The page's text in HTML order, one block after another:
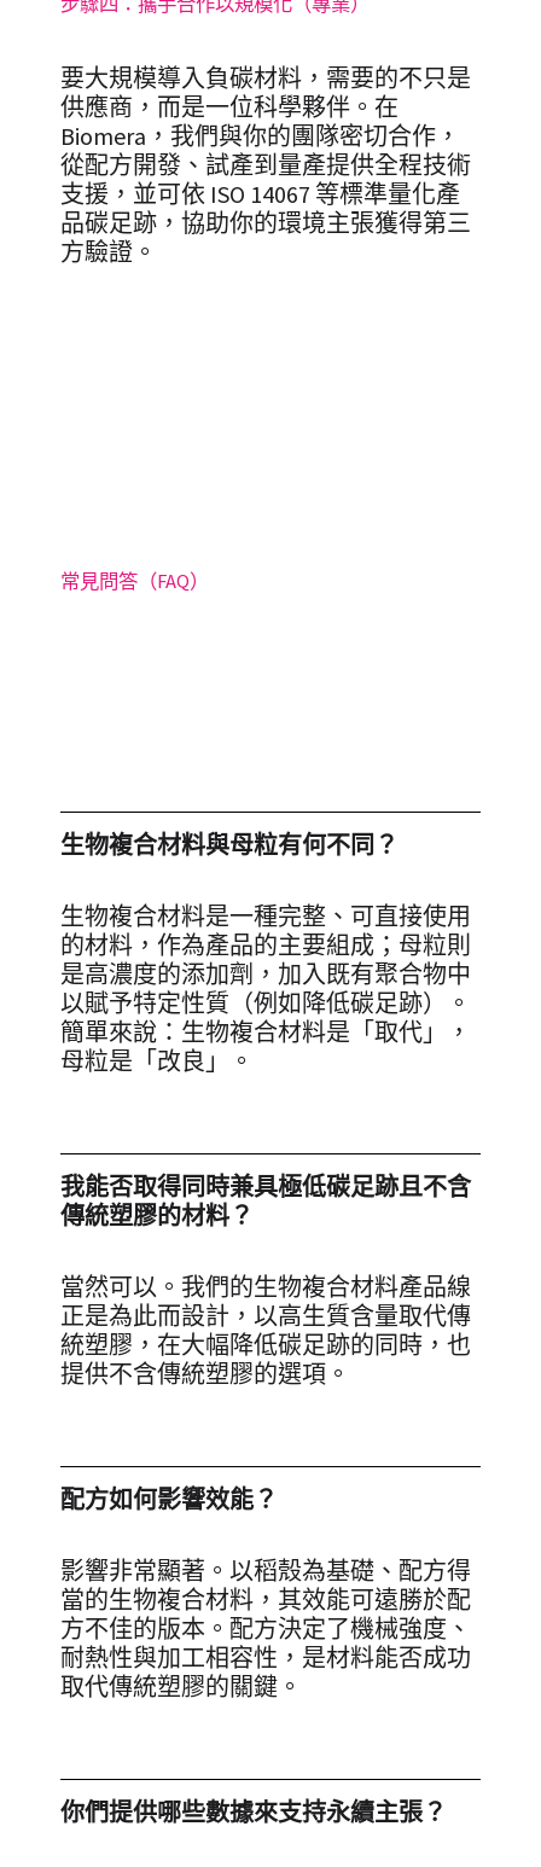
要大規模導入負碳材料，需要的不只是
供應商，而是一位科學夥伴。在
Biomera，我們與你的團隊密切合作，
從配方開發、試產到量產提供全程技術
支援，並可依 ISO 14067 等標準量化產
品碳足跡，協助你的環境主張獲得第三
方驗證。
常見問答（FAQ）
生物複合材料與母粒有何不同？
生物複合材料是一種完整、可直接使用
的材料，作為產品的主要組成；母粒則
是高濃度的添加劑，加入既有聚合物中
以賦予特定性質（例如降低碳足跡）。
簡單來說：生物複合材料是「取代」，
母粒是「改良」。
我能否取得同時兼具極低碳足跡且不含
傳統塑膠的材料？
當然可以。我們的生物複合材料產品線
正是為此而設計，以高生質含量取代傳
統塑膠，在大幅降低碳足跡的同時，也
提供不含傳統塑膠的選項。
配方如何影響效能？
影響非常顯著。以稻殼為基礎、配方得
當的生物複合材料，其效能可遠勝於配
方不佳的版本。配方決定了機械強度、
耐熱性與加工相容性，是材料能否成功
取代傳統塑膠的關鍵。
你們提供哪些數據來支持永續主張？